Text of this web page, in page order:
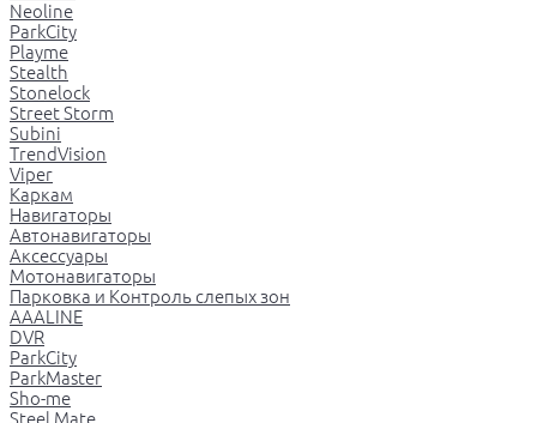
Neoline
ParkCity
Playme
Stealth
Stonelock
Street Storm
Subini
TrendVision
Viper
Каркам
Навигаторы
Автонавигаторы
Аксессуары
Мотонавигаторы
Парковка и Контроль слепых зон
AAALINE
DVR
ParkCity
ParkMaster
Sho-me
Steel Mate